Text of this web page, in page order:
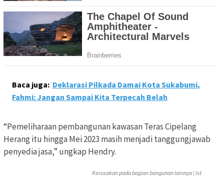
Baca juga: Deklarasi Pilkada Damai Kota Sukabumi,
Fahmi: Jangan Sampai Kita Terpecah Belah
“Pemeliharaan pembangunan kawasan Teras Cipelang
Herang itu hingga Mei 2023 masih menjadi tanggungjawab
penyedia jasa,” ungkap Hendry.
Kerusakan pada bagian bangunan lainnya | Ist